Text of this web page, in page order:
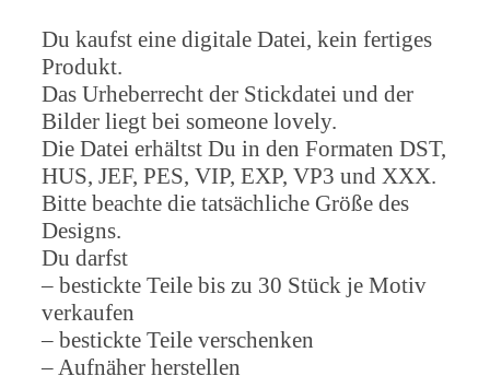
Du kaufst eine digitale Datei, kein fertiges
Produkt.
Das Urheberrecht der Stickdatei und der
Bilder liegt bei someone lovely.
Die Datei erhältst Du in den Formaten DST,
HUS, JEF, PES, VIP, EXP, VP3 und XXX.
Bitte beachte die tatsächliche Größe des
Designs.
Du darfst
– bestickte Teile bis zu 30 Stück je Motiv
verkaufen
– bestickte Teile verschenken
– Aufnäher herstellen